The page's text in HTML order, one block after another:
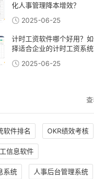
化人事管理降本增效？
2025-06-25
计时工资软件哪个好用？
择适合企业的计时工资系统
2025-06-25
软件排名 OKR绩效考核
信息软件
系统 人事后台管理系统